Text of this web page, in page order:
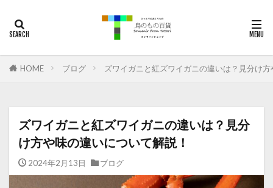
HOME ブログ ズワイガニと紅ズワイガニの違いは？見分け
ズワイガニと紅ズワイガニの違いは？見分
け方や味の違いについて解説！
2024年2月13日 ブログ
カテゴリー
紅ズワイガニ
観光 鳥取カレー
鳥取和牛
梨
鳥取 二十世紀梨
新甘泉
夏そよか
なつひめ